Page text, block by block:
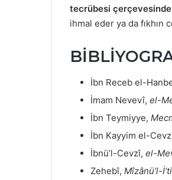
tecrübesi
ihmal eder ya da fıkhın
İbn Receb el-
İmam Nevevî, el-
İbn Teymiyye,
İbn Kayyim el-
İbnü’l-Cevzî, el-
Zehebî, Mîzânü’l-